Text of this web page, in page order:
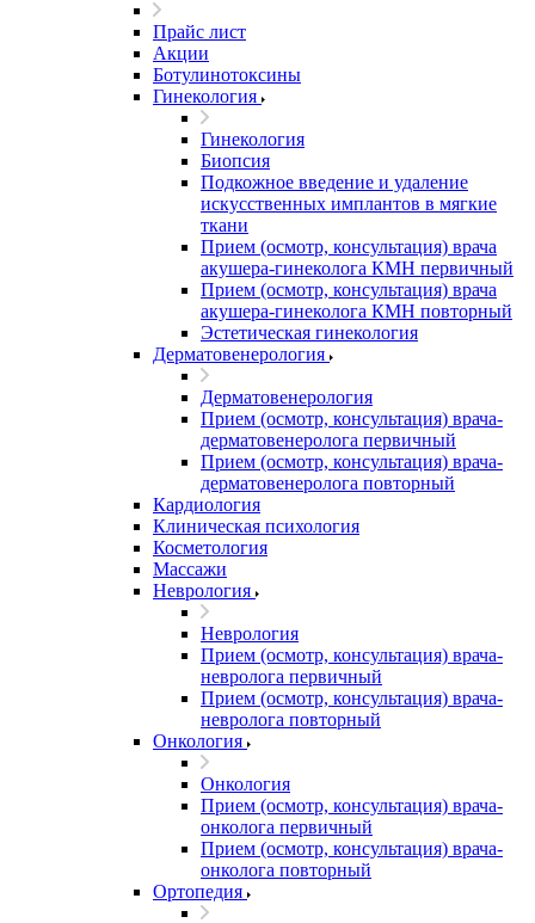
Прайс лист
Акции
Ботулинотоксины
Гинекология
Гинекология
Биопсия
Подкожное введение и удаление
искусственных имплантов в мягкие
ткани
Прием (осмотр, консультация) врача
акушера-гинеколога КМН первичный
Прием (осмотр, консультация) врача
акушера-гинеколога КМН повторный
Эстетическая гинекология
Дерматовенерология
Дерматовенерология
Прием (осмотр, консультация) врача-
дерматовенеролога первичный
Прием (осмотр, консультация) врача-
дерматовенеролога повторный
Кардиология
Клиническая психология
Косметология
Массажи
Неврология
Неврология
Прием (осмотр, консультация) врача-
невролога первичный
Прием (осмотр, консультация) врача-
невролога повторный
Онкология
Онкология
Прием (осмотр, консультация) врача-
онколога первичный
Прием (осмотр, консультация) врача-
онколога повторный
Ортопедия